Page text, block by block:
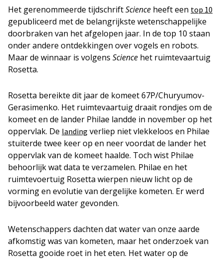
Het gerenommeerde tijdschriftScience heeft een top 10
gepubliceerd met de belangrijkste wetenschappelijke
doorbraken van het afgelopen jaar. In de top 10 staan
onder andere ontdekkingen over vogels en robots.
Maar de winnaar is volgens Science het ruimtevaartuig
Rosetta.
Rosetta bereikte dit jaar de komeet 67P/Churyumov-
Gerasimenko. Het ruimtevaartuig draait rondjes om de
komeet en de lander Philae landde in november op het
oppervlak. De landing verliep niet vlekkeloos en Philae
stuiterde twee keer op en neer voordat de lander het
oppervlak van de komeet haalde. Toch wist Philae
behoorlijk wat data te verzamelen. Philae en het
ruimtevoertuig Rosetta wierpen nieuw licht op de
vorming en evolutie van dergelijke kometen. Er werd
bijvoorbeeld water gevonden.
Wetenschappers dachten dat water van onze aarde
afkomstig was van kometen, maar het onderzoek van
Rosetta gooide roet in het eten. Het water op de